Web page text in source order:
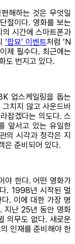
해하는 것은 무엇일
절이다. 영화를 보는
시간에 스마트폰과
‘팝묘’ 이벤트처럼 ‘N
제 필수다. 최근에는
도 번지고 있다.
업스케일링을 돕는
치지 않고 사운드바
잡겠다는 의도다. 스
앞서고 있는 유일한
의 시각과 청각은 지
은 준비되어 있다.
야 한다. 어떤 영화가
. 1998년 시작된 멀
. 이에 대한 가장 명
지난 25년 동안 영화
의무도 없다. 새로운
인재를 준비해야 한